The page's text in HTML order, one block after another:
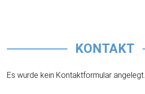
KONTAKT
Es wurde kein Kontaktformular angelegt.